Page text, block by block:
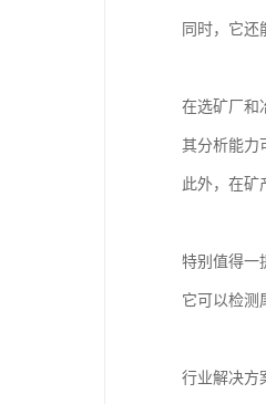
同时，它还
在选矿厂和
其分析能力
此外，在矿
特别值得一
它可以检测
行业解决方